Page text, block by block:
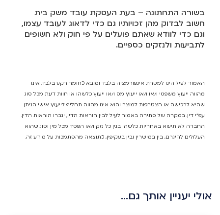
בשורה התחתונה – בעת העסקת עובד משק בית
חשוב לבדוק מהן זכויותיו גם כדי לדאוג לעובד עצמו,
וגם כדי לוודא שאתם פועלים על פי חוק ולא חשופים
לתביעות ולנזקים כספיים.
האמור לעיל הינו למטרת אינפורמציה בלבד ומובא כחומר רקע בלבד, אינו
מהווה ייעוץ משפטי ו/או ו/או ייעוץ מס ו/או ייעוץ כלשהו או חוות דעת מכל סוג
שהיא לרכישה או הצטרפות למוצר והוא אינו מהווה תחליף לייעוץ אישי הניתן
עפ"י דין. במקרה של סתירה באמור לעיל לבין הוראות הדין, יגברו הוראות הדין.
החברה לא תישא באחריות כלשהי בגין כל נזק ו/או הפסד מכל מין וסוג שהוא
העלולים להיגרם, בין במישרין ובין בעקיפין, כתוצאה מהסתמכות על מידע זה.
אולי יעניין אותך גם…